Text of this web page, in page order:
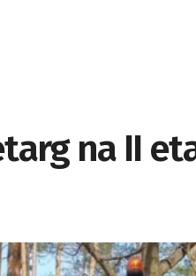
na II